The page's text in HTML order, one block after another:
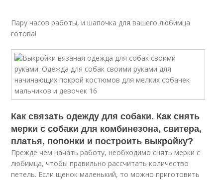
Пару часов работы, и шапочка для вашего любимца
готова!
Как связать одежду для собаки. Как снять
мерки с собаки для комбинезона, свитера,
платья, попонки и построить выкройку?
Прежде чем начать работу, необходимо снять мерки с
любимца, чтобы правильно рассчитать количество
петель. Если щенок маленький, то можно приготовить